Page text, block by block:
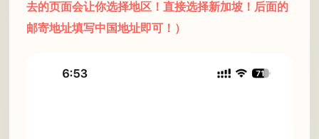
去的页面会让你选择地区！直接选择新加坡！后面的
邮寄地址填写中国地址即可！）